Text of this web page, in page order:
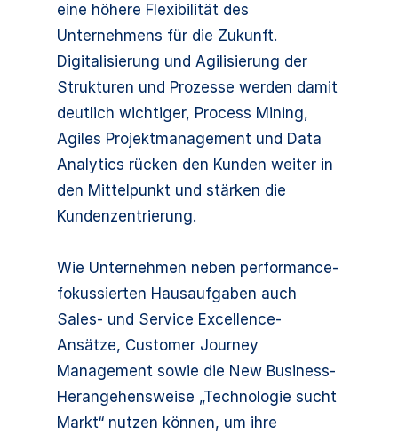
eine höhere Flexibilität des
Unternehmens für die Zukunft.
Digitalisierung und Agilisierung der
Strukturen und Prozesse werden damit
deutlich wichtiger, Process Mining,
Agiles Projektmanagement und Data
Analytics rücken den Kunden weiter in
den Mittelpunkt und stärken die
Kundenzentrierung.
Wie Unternehmen neben performance-
fokussierten Hausaufgaben auch
Sales- und Service Excellence-
Ansätze, Customer Journey
Management sowie die New Business-
Herangehensweise „Technologie sucht
Markt“ nutzen können, um ihre